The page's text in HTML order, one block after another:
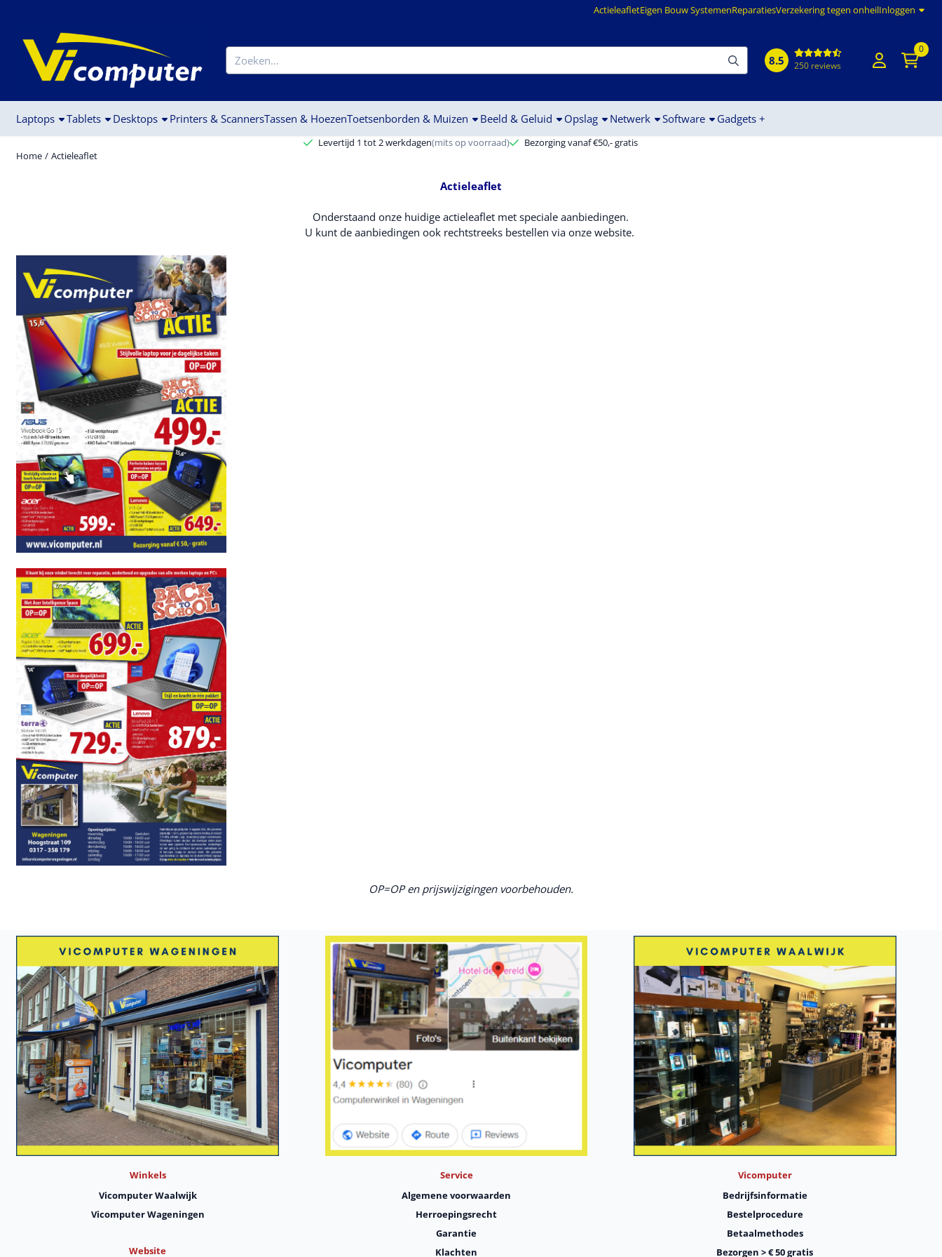
ActieleafletEigen Bouw SystemenReparatiesVerzekering tegen onheilInloggen
Zoeken
8.5 250 reviews
0
Laptops Tablets Desktops Printers & ScannersTassen & HoezenToetsenborden & Muizen Beeld & Geluid Opslag Netwerk Software Gadgets +
Levertijd 1 tot 2 werkdagen(mits op voorraad)
Bezorging vanaf €50,- gratis
Home / Actieleaflet
Actieleaflet
Onderstaand onze huidige actieleaflet met speciale aanbiedingen.
U kunt de aanbiedingen ook rechtstreeks bestellen via onze website.
OP=OP en prijswijzigingen voorbehouden.
Winkels
Vicomputer Waalwijk
Vicomputer Wageningen
Website
Service
Algemene voorwaarden
Herroepingsrecht
Garantie
Klachten
Vicomputer
Bedrijfsinformatie
Bestelprocedure
Betaalmethodes
Bezorgen > € 50 gratis